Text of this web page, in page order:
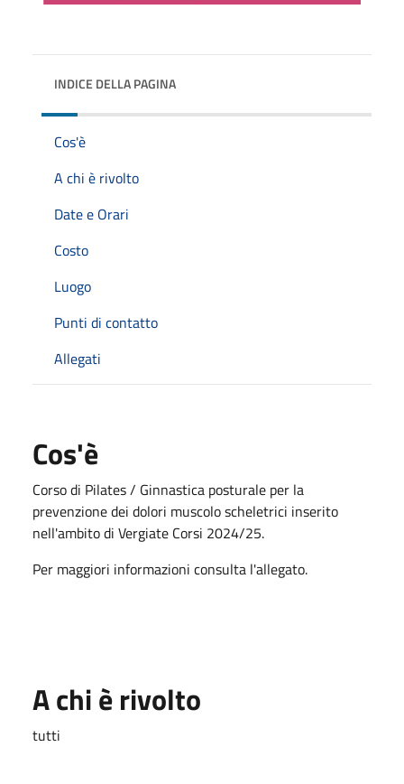
INDICE DELLA PAGINA
Cos'è
A chi è rivolto
Date e Orari
Costo
Luogo
Punti di contatto
Allegati
Cos'è
Corso di Pilates / Ginnastica posturale per la
prevenzione dei dolori muscolo scheletrici inserito
nell'ambito di Vergiate Corsi 2024/25.
Per maggiori informazioni consulta l'allegato.
A chi è rivolto
tutti